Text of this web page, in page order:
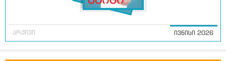
არქივი ივნისი 2026